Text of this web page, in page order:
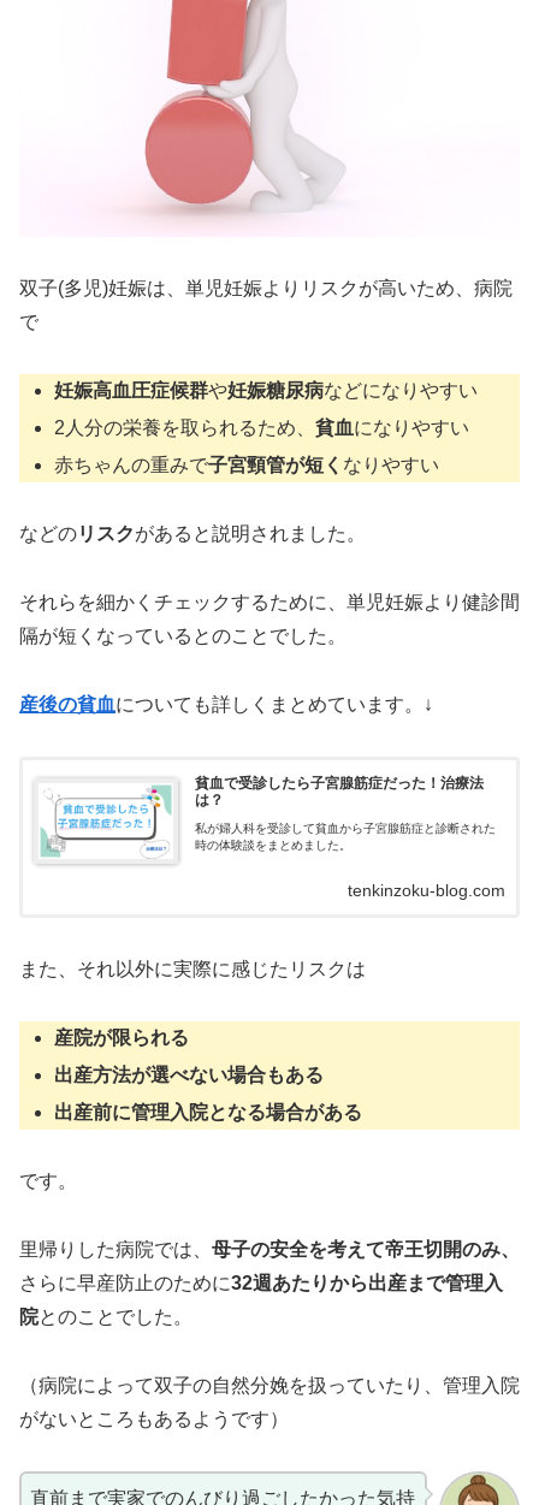
双子(多児)妊娠は、単児妊娠よりリスクが高いため、病院
で
妊娠高血圧症候群や妊娠糖尿病などになりやすい
2人分の栄養を取られるため、貧血になりやすい
赤ちゃんの重みで子宮頸管が短く なりやすい
などのリスクがあると説明されました。
それらを細かくチェックするために、単児妊娠より健診間
隔が短くなっているとのことでした。
産後の貧血についても詳しくまとめています。↓
貧血で受診したら子宮腺筋症だった！治療法
は？
私が婦人科を受診して貧血から子宮腺筋症と診断された
時の体験談をまとめました。
tenkinzoku-blog.com
また、それ以外に実際に感じたリスクは
産院が限られる
出産方法が選べない場合もある
出産前に管理入院となる場合がある
です。
里帰りした病院では、 母子の安全を考えて帝王切開のみ、
さらに早産防止のために32週あたりから出産まで管理入
院とのことでした。
（病院によって双子の自然分娩を扱っていたり、管理入院
がないところもあるようです）
直前まで実家でのんびり過ごしたかった気持